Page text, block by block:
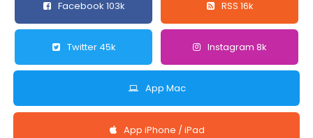
Facebook 103k RSS 16k
Twitter 45k Instagram 8k
App Mac
App iPhone / iPad